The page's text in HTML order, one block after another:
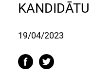
19/04/2023